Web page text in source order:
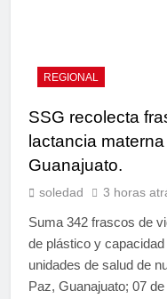
REGIONAL
SSG recolecta
lactancia
Guanajuato.
soledad 3 horas
Suma 342 frascos de
de plástico y
unidades de salud de
Paz, Guanajuato; 07